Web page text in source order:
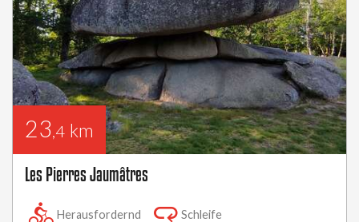
23,4 km
Les Pierres Jaumâtres
Herausfordernd Schleife